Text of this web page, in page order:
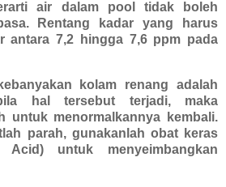
air dalam pool tidak boleh
Rentang kadar yang harus
antara 7,2 hingga 7,6 ppm pada
kolam renang adalah
hal tersebut terjadi, maka
untuk menormalkannya kembali.
parah, gunakanlah obat keras
Acid) untuk menyeimbangkan